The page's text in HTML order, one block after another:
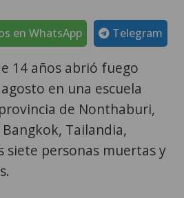
Telegram
en WhatsApp
14 años abrió fuego
en una escuela
de Nonthaburi,
Tailandia,
siete personas muertas y